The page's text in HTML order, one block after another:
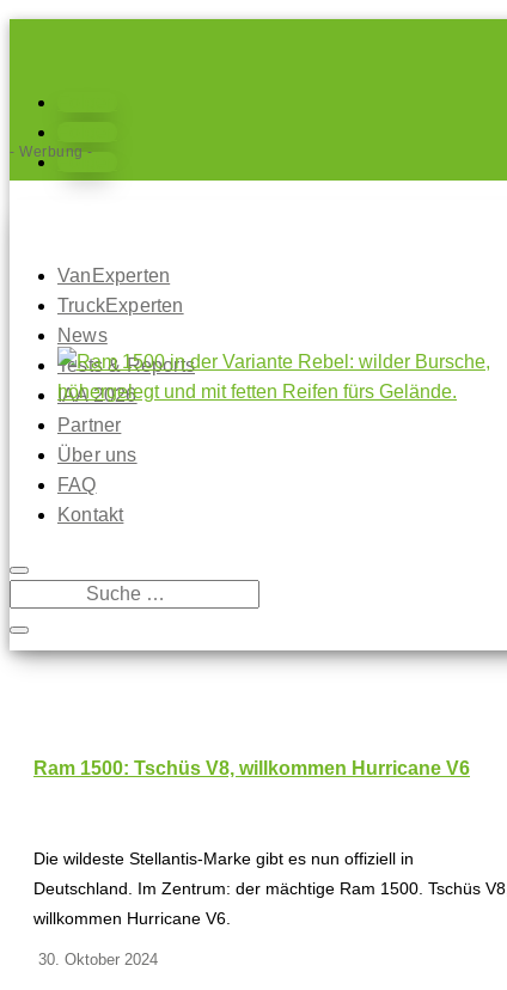
Folgen
VanExperten
TruckExperten
News
Tests & Reports
IAA 2026
Partner
Über uns
FAQ
Kontakt
- Werbung -
Ram 1500: Tschüs V8, willkommen Hurricane V6
Die wildeste Stellantis-Marke gibt es nun offiziell in
Deutschland. Im Zentrum: der mächtige Ram 1500. Tschüs V8,
willkommen Hurricane V6.
30. Oktober 2024